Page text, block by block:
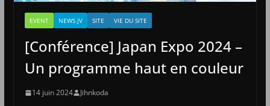
EVENT NEWS JV SITE VIE DU SITE
[Conférence] Japan Expo 2024 –
Un programme haut en couleur
14 juin 2024 Jihnkoda